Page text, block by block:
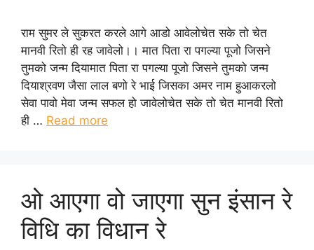
राम सुमर ले सुकरत करले आगे आडो आवेलोचेत सके तो चेत
मानवी रितो ही रह जावेलो।। मात पिता रा पगल्या पूजो जिसने
तुमको जन्म दियामात पिता रा पगल्या पूजो जिसने तुमको जन्म
दियाश्रवण जैसा लाल बणो रे भाई जिसका अमर नाम हुआकरलो
सेवा पावो मेवा जन्म सफल हो जावेलोचेत सके तो चेत मानवी रितो
ही … Read more
ओ आएगा वो जाएगा सुन इंसान रे
विधि का विधान रे